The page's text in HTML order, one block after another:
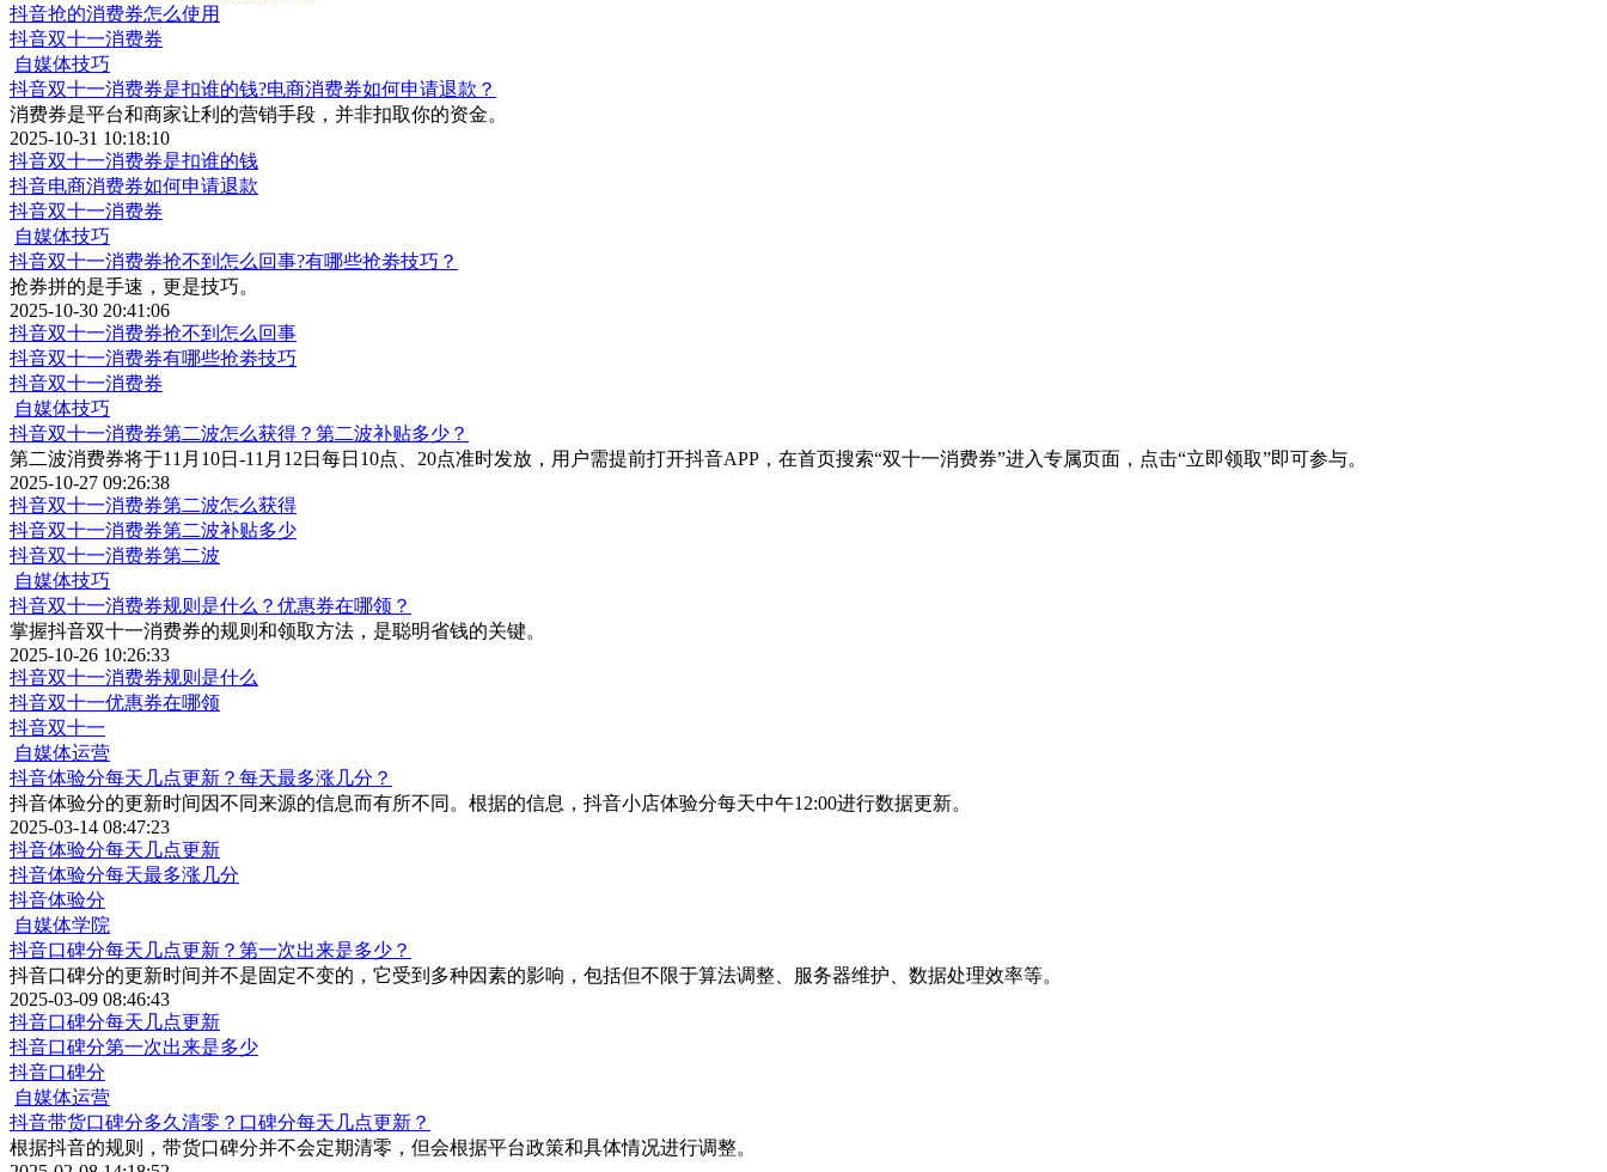
抖音抢的消费券怎么使用
抖音双十一消费券
自媒体技巧
抖音双十一消费券是扣谁的钱?电商消费券如何申请退款？
消费券是平台和商家让利的营销手段，并非扣取你的资金。
2025-10-31 10:18:10
抖音双十一消费券是扣谁的钱
抖音电商消费券如何申请退款
抖音双十一消费券
自媒体技巧
抖音双十一消费券抢不到怎么回事?有哪些抢劵技巧？
抢券拼的是手速，更是技巧。
2025-10-30 20:41:06
抖音双十一消费券抢不到怎么回事
抖音双十一消费券有哪些抢劵技巧
抖音双十一消费券
自媒体技巧
抖音双十一消费券第二波怎么获得？第二波补贴多少？
第二波消费券将于11月10日-11月12日每日10点、20点准时发放，用户需提前打开抖音APP，在首页搜索“双十一消费券”进入专属页面，点击“立即领取”即可参与。
2025-10-27 09:26:38
抖音双十一消费券第二波怎么获得
抖音双十一消费券第二波补贴多少
抖音双十一消费券第二波
自媒体技巧
抖音双十一消费券规则是什么？优惠券在哪领？
掌握抖音双十一消费券的规则和领取方法，是聪明省钱的关键。
2025-10-26 10:26:33
抖音双十一消费券规则是什么
抖音双十一优惠券在哪领
抖音双十一
自媒体运营
抖音体验分每天几点更新？每天最多涨几分？
抖音体验分的更新时间因不同来源的信息而有所不同。根据的信息，抖音小店体验分每天中午12:00进行数据更新。
2025-03-14 08:47:23
抖音体验分每天几点更新
抖音体验分每天最多涨几分
抖音体验分
自媒体学院
抖音口碑分每天几点更新？第一次出来是多少？
抖音口碑分的更新时间并不是固定不变的，它受到多种因素的影响，包括但不限于算法调整、服务器维护、数据处理效率等。
2025-03-09 08:46:43
抖音口碑分每天几点更新
抖音口碑分第一次出来是多少
抖音口碑分
自媒体运营
抖音带货口碑分多久清零？口碑分每天几点更新？
根据抖音的规则，带货口碑分并不会定期清零，但会根据平台政策和具体情况进行调整。